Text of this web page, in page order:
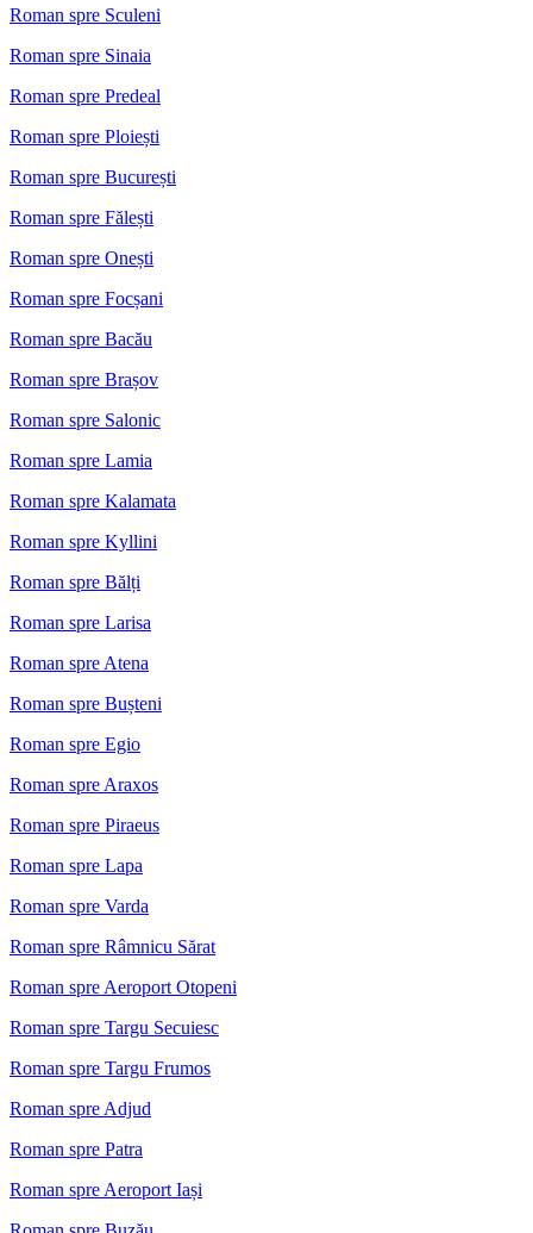
Roman spre Sculeni
Roman spre Sinaia
Roman spre Predeal
Roman spre Ploiești
Roman spre București
Roman spre Fălești
Roman spre Onești
Roman spre Focșani
Roman spre Bacău
Roman spre Brașov
Roman spre Salonic
Roman spre Lamia
Roman spre Kalamata
Roman spre Kyllini
Roman spre Bălți
Roman spre Larisa
Roman spre Atena
Roman spre Bușteni
Roman spre Egio
Roman spre Araxos
Roman spre Piraeus
Roman spre Lapa
Roman spre Varda
Roman spre Râmnicu Sărat
Roman spre Aeroport Otopeni
Roman spre Targu Secuiesc
Roman spre Targu Frumos
Roman spre Adjud
Roman spre Patra
Roman spre Aeroport Iași